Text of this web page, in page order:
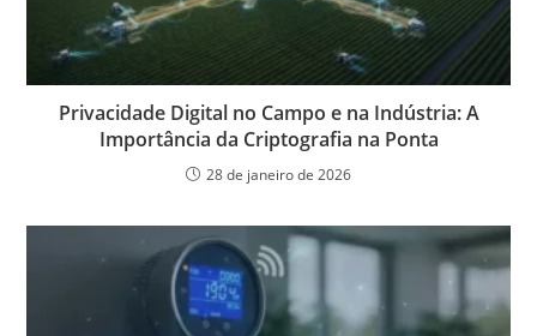
Privacidade Digital no Campo e na Indústria: A
Importância da Criptografia na Ponta
28 de janeiro de 2026